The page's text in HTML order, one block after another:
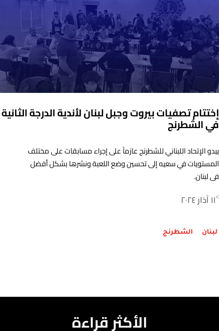
إختتام تصفيات بيروت وجبل لبنان لأندية الدرجة الثانية
في الشطرنج
يبدو الإتحاد اللبناني للشطرنج عازماً على إجراء مسابقات على مختلف
المستويات في سعيه إلى تحسين وضع اللعبة ونشرها بشكل أفضل
في لبنان.
>١١ آذار ٢٠٢٤
لبنان الشطرنج
الأكثر قراءة